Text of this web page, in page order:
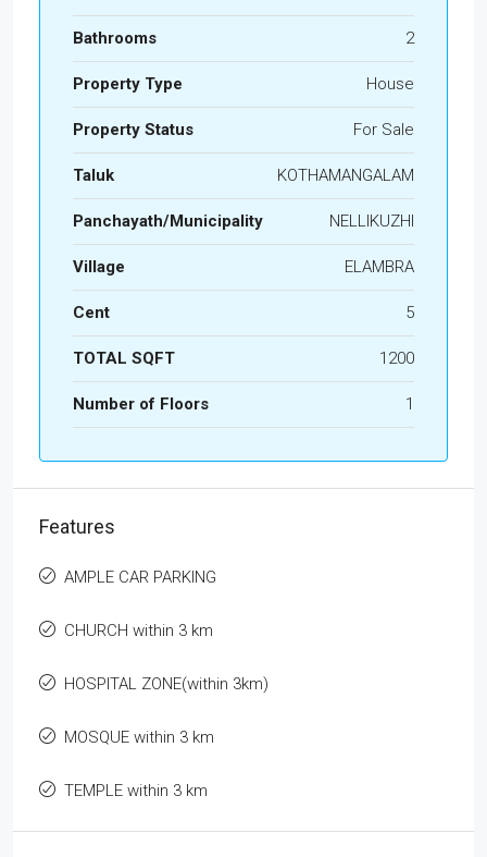
Bathrooms 2
Property Type House
Property Status For Sale
Taluk KOTHAMANGALAM
Panchayath/Municipality NELLIKUZHI
Village ELAMBRA
Cent 5
TOTAL SQFT 1200
Number of Floors 1
Features
AMPLE CAR PARKING
CHURCH within 3 km
HOSPITAL ZONE(within 3km)
MOSQUE within 3 km
TEMPLE within 3 km